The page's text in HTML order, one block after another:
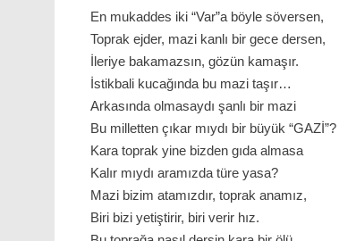
En mukaddes iki “Var”a böyle söversen,
Toprak ejder, mazi kanlı bir gece dersen,
İleriye bakamazsın, gözün kamaşır.
İstikbali kucağında bu mazi taşır…
Arkasında olmasaydı şanlı bir mazi
Bu milletten çıkar mıydı bir büyük “GAZİ”?
Kara toprak yine bizden gıda almasa
Kalır mıydı aramızda türe yasa?
Mazi bizim atamızdır, toprak anamız,
Biri bizi yetiştirir, biri verir hız.